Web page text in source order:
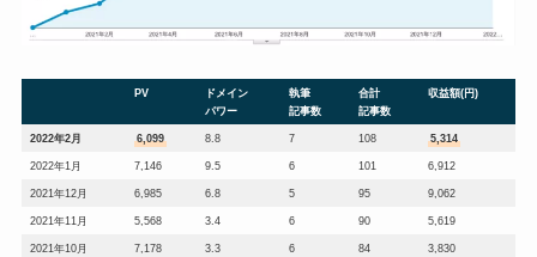
PV
ドメイン
パワー
執筆
記事数
合計
記事数
収益額(円)
2022年2月 6,099 8.8 7 108 5,314
2022年1月 7,146 9.5 6 101 6,912
2021年12月 6,985 6.8 5 95 9,062
2021年11月 5,568 3.4 6 90 5,619
2021年10月 7,178 3.3 6 84 3,830